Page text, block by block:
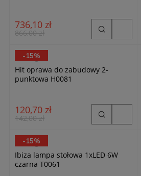
736,10 zł
866,00 zł
MaxLight
Hit oprawa do zabudowy 2-
punktowa H0081
120,70 zł
142,00 zł
-15%
MaxLight
Ibiza lampa stołowa 1xLED 6W
czarna T0061
-15%